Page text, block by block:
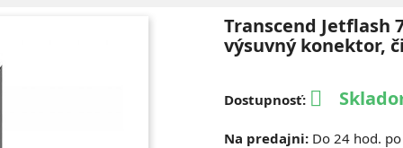
Transcend Jetflash
výsuvný konektor,
Dostupnosť: 
Na predajni: Do 24 hod.